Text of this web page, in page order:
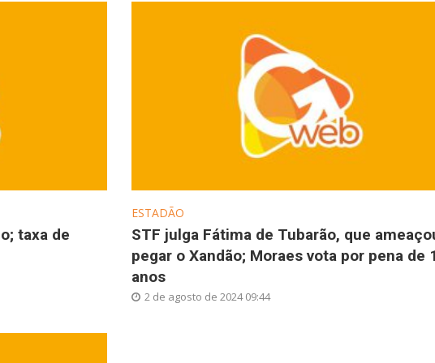
taxa de
ESTADÃO
STF julga Fátima de Tubarão, que
pegar o Xandão; Moraes vota por pena de
anos
2 de agosto de 2024 09:44